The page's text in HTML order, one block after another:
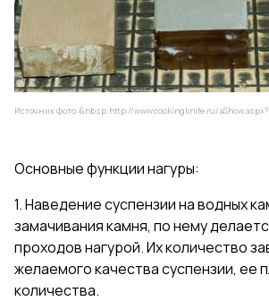
Источник фото:&nbsp;http://www.cookingknife.ru/
Основные функции нагуры:
1. Наведение суспензии на водных
замачивания камня, по нему
проходов нагурой. Их количество
желаемого качества суспензии, ее
количества.